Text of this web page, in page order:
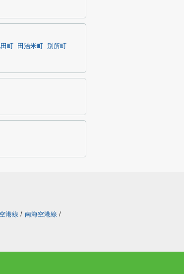
町 田治米町
別所町
港線 / 南海空港線 /